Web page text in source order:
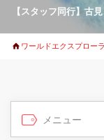
【スタッフ同行】古
ワールドエクスプローラ